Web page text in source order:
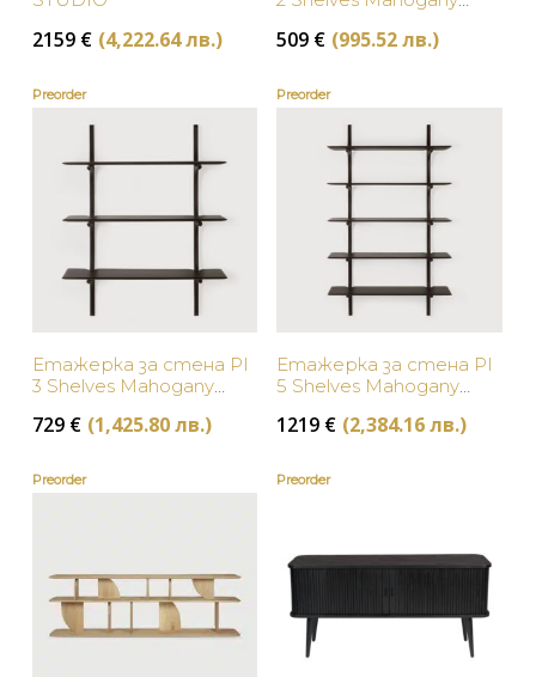
2159 € (4,222.64 лв.) 509 € (995.52 лв.)
Preorder
Етажерка за стена PI
3 Shelves Mahogany
729 € (1,425.80 лв.)
Preorder
Етажерка за стена PI
5 Shelves Mahogany
1219 € (2,384.16 лв.)
Preorder Preorder